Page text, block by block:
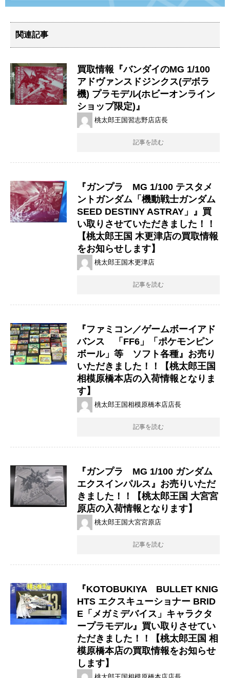
関連記事
買取情報『バンダイのMG ​1/100 ​
アドヴァンスドジンクス(デボラ
機) ​プラモデル(ホビーオンライン
ショップ限定)』
桃太郎王国習志野店店長
記事を読む
『ガンプラ MG 1/100 テスタメ
ントガンダム「機動戦士ガンダム
SEED DESTINY ASTRAY」』買
い取りさせていただきました！！
【桃太郎王国 木更津店の買取情報
をお知らせします】
桃太郎王国木更津店
記事を読む
『ファミコン／ゲームボーイアド
バンス 「FF6」「ポケモンピン
ボール」等 ソフト各種』お売り
いただきました！！【桃太郎王国
相模原橋本店の入荷情報となりま
す】
桃太郎王国相模原橋本店店長
記事を読む
『ガンプラ MG 1/100 ​ガンダム
エクスインパルス』お売りいただ
きました！！【桃太郎王国 大宮宮
原店の入荷情報となります】
桃太郎王国大宮宮原店
記事を読む
『KOTOBUKIYA BULLET KNIG
HTS エクスキューショナー BRID
E「メガミデバイス」キャラクタ
ープラモデル』買い取りさせてい
ただきました！！【桃太郎王国 相
模原橋本店の買取情報をお知らせ
します】